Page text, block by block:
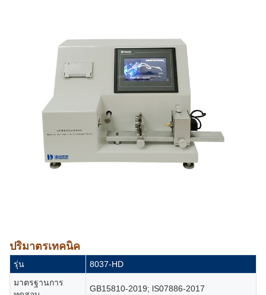
ปริมาตรเทคนิค
รุ่น
8037-HD
มาตรฐานการ
GB15810-2019; lS07886-2017